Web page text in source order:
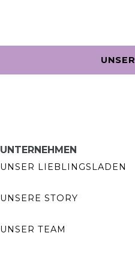
UNTERNEHMEN
UNSER LIEBLINGSLADEN
UNSERE STORY
UNSER TEAM